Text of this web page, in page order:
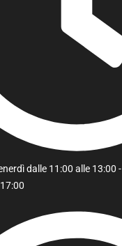
dalle 11:00 alle 13:00 -